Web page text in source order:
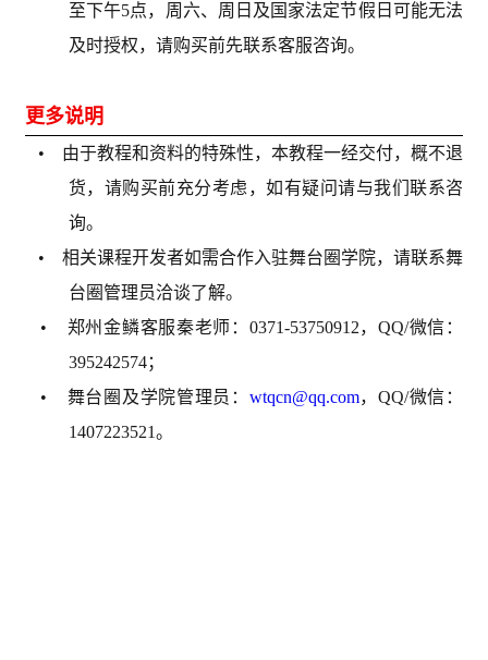
至下午5点，周六、周日及国家法定节假日可能无法
及时授权，请购买前先联系客服咨询。
更多说明
• 由于教程和资料的特殊性，本教程一经交付，概不退
货，请购买前充分考虑，如有疑问请与我们联系咨
询。
• 相关课程开发者如需合作入驻舞台圈学院，请联系舞
台圈管理员洽谈了解。
• 郑州金鳞客服秦老师：0371-53750912，QQ/微信：
395242574；
• 舞台圈及学院管理员： wtqcn@qq.com，QQ/微信：
1407223521。